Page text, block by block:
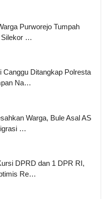
Purworejo Tumpah
Silekor …
Canggu Ditangkap Polresta
Na…
Warga, Bule Asal AS
…
DPRD dan 1 DPR RI,
Re…